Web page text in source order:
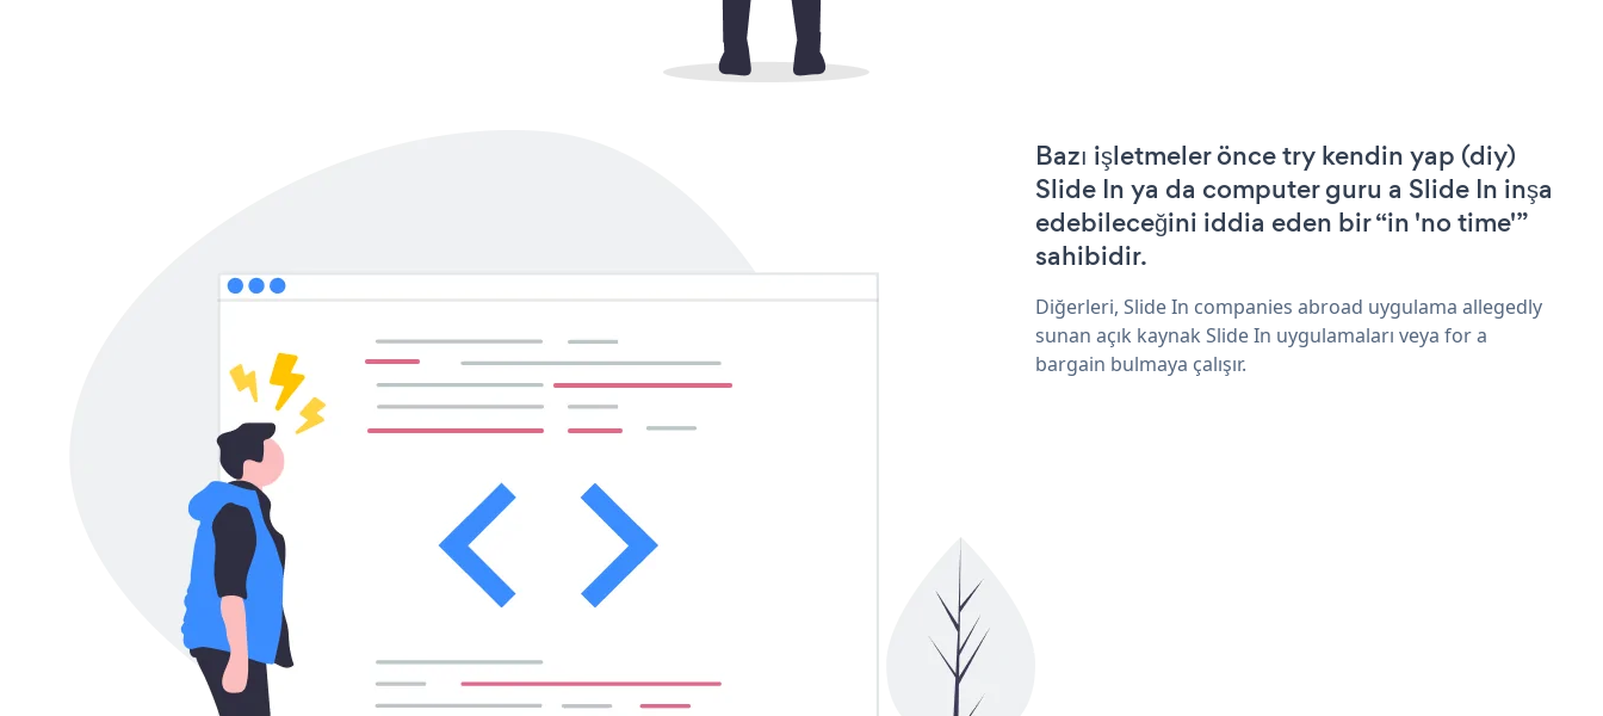
Bazı işletmeler önce try kendin yap (diy)
Slide In ya da computer guru a Slide In inşa
edebileceğini iddia eden bir “in 'no time'”
sahibidir.
Diğerleri, Slide In companies abroad uygulama allegedly
sunan açık kaynak Slide In uygulamaları veya for a
bargain bulmaya çalışır.